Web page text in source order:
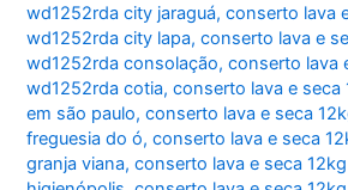
wd1252rda city jaraguá,conserto lava
wd1252rda city lapa,conserto lava e
wd1252rda consolação,conserto lava
wd1252rda cotia,conserto lava e
em são paulo,conserto lava e seca
freguesia do ó,conserto lava e seca
granja viana,conserto lava e seca